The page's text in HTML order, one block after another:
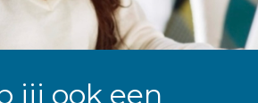
jij ook een